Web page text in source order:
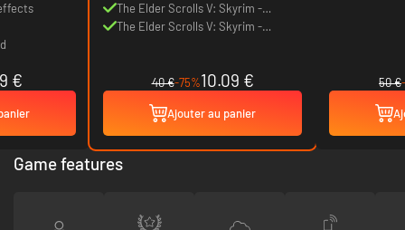
€
Dawnguard
The Elder Scrolls V: Skyrim -
Hearthfire
The Elder Scrolls V: Skyrim -
40 €-75%10.09 €
Ajouter au panier
50 €
Game features